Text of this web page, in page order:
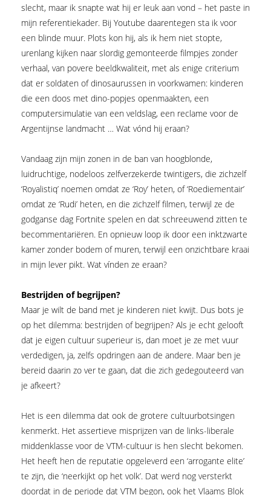
slecht, maar ik snapte wat hij er leuk aan vond – het paste in
mijn referentiekader. Bij Youtube daarentegen sta ik voor
een blinde muur. Plots kon hij, als ik hem niet stopte,
urenlang kijken naar slordig gemonteerde filmpjes zonder
verhaal, van povere beeldkwaliteit, met als enige criterium
dat er soldaten of dinosaurussen in voorkwamen: kinderen
die een doos met dino-popjes openmaakten, een
computersimulatie van een veldslag, een reclame voor de
Argentijnse landmacht … Wat vónd hij eraan?
Vandaag zijn mijn zonen in de ban van hoogblonde,
luidruchtige, nodeloos zelfverzekerde twintigers, die zichzelf
‘Royalistiq’ noemen omdat ze ‘Roy’ heten, of ‘Roediementair’
omdat ze ‘Rudi’ heten, en die zichzelf filmen, terwijl ze de
godganse dag Fortnite spelen en dat schreeuwend zitten te
becommentariëren. En opnieuw loop ik door een inktzwarte
kamer zonder bodem of muren, terwijl een onzichtbare kraai
in mijn lever pikt. Wat vínden ze eraan?
Bestrijden of begrijpen?
Maar je wilt de band met je kinderen niet kwijt. Dus bots je
op het dilemma: bestrijden of begrijpen? Als je echt gelooft
dat je eigen cultuur superieur is, dan moet je ze met vuur
verdedigen, ja, zelfs opdringen aan de andere. Maar ben je
bereid daarin zo ver te gaan, dat die zich gedegouteerd van
je afkeert?
Het is een dilemma dat ook de grotere cultuurbotsingen
kenmerkt. Het assertieve misprijzen van de links-liberale
middenklasse voor de VTM-cultuur is hen slecht bekomen.
Het heeft hen de reputatie opgeleverd een ‘arrogante elite’
te zijn, die ‘neerkijkt op het volk’. Dat werd nog versterkt
doordat in de periode dat VTM begon, ook het Vlaams Blok